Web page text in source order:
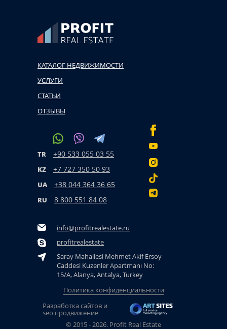
КАТАЛОГ НЕДВИЖИМОСТИ
УСЛУГИ
СТАТЬИ
ОТЗЫВЫ
TR +90 533 055 03 55
KZ +7 727 350 50 93
UA +38 044 364 36 65
RU 8 800 551 84 08
info@profitrealestate.ru
profitrealestate
Saray Mahallesi Mehmet Akif Ersoy
Caddesi Kuzenler Apartmanı No:
15/A, Alanya, Antalya, Turkey
© 2015 - 2026. Profit Real Estate
Политика конфиденциальности
Разработка сайтов и
seo продвижение